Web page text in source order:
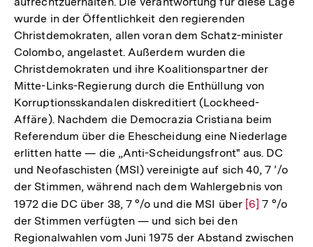
wurde in der Öffentlichkeit den regierenden
Christdemokraten, allen voran dem Schatz-minister
Colombo, angelastet. Außerdem wurden die
Christdemokraten und ihre Koalitionspartner der
Mitte-Links-Regierung durch die Enthüllung von
Korruptionsskandalen diskreditiert (Lockheed-
Affäre). Nachdem die Democrazia Cristiana beim
Referendum über die Ehescheidung eine Niederlage
erlitten hatte — die „Anti-Scheidungsfront" aus. DC
und Neofaschisten (MSI) vereinigte auf sich 40, 7 ’/o
der Stimmen, während nach dem Wahlergebnis von
1972 die DC über 38, 7 °/o und die MSI über Zur
der
[6] 7 °/o
der Stimmen verfügten — und sich bei den
Regionalwahlen vom Juni 1975 der Abstand zwischen